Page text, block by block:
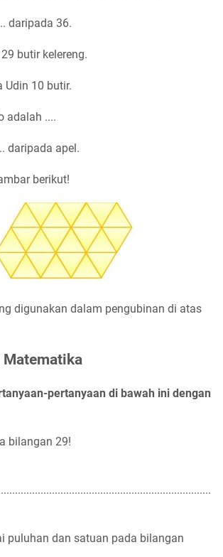
daripada 36.
butir kelereng.
Udin 10 butir.
adalah ....
daripada apel.
berikut!
digunakan dalam pengubinan di atas
pertanyaan di bawah ini dengan
bilangan 29!
puluhan dan satuan pada bilangan